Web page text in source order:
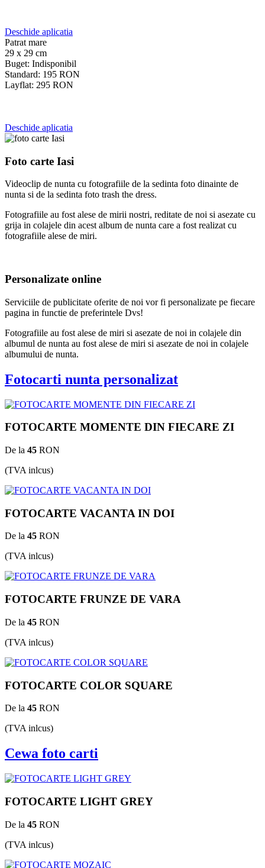
Deschide aplicatia
Patrat mare
29 x 29 cm
Buget: Indisponibil
Standard: 195 RON
Layflat: 295 RON
Deschide aplicatia
Foto carte Iasi
Videoclip de nunta cu fotografiile de la sedinta foto dinainte de
nunta si de la sedinta foto trash the dress.
Fotografiile au fost alese de mirii nostri, reditate de noi si asezate cu
grija in colajele din acest album de nunta care a fost realizat cu
fotografiile alese de miri.
Personalizate online
Serviciile de publicitate oferite de noi vor fi personalizate pe fiecare
pagina in functie de preferintele Dvs!
Fotografiile au fost alese de miri si asezate de noi in colajele din
albumul de nunta au fost alese de miri si asezate de noi in colajele
albumului de nunta.
Fotocarti nunta personalizat
FOTOCARTE MOMENTE DIN FIECARE ZI
De la 45 RON
(TVA inlcus)
FOTOCARTE VACANTA IN DOI
De la 45 RON
(TVA inlcus)
FOTOCARTE FRUNZE DE VARA
De la 45 RON
(TVA inlcus)
FOTOCARTE COLOR SQUARE
De la 45 RON
(TVA inlcus)
Cewa foto carti
FOTOCARTE LIGHT GREY
De la 45 RON
(TVA inlcus)